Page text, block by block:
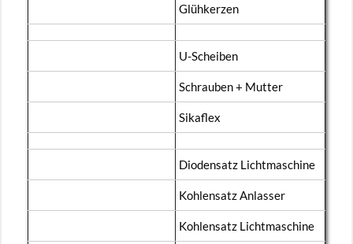
Glüh­ker­zen
U-Schei­ben
Schrau­ben + Mut­ter
Si­ka­flex
Di­oden­satz Licht­ma­schi­ne
Koh­len­satz An­las­ser
Koh­len­satz Licht­ma­schi­ne